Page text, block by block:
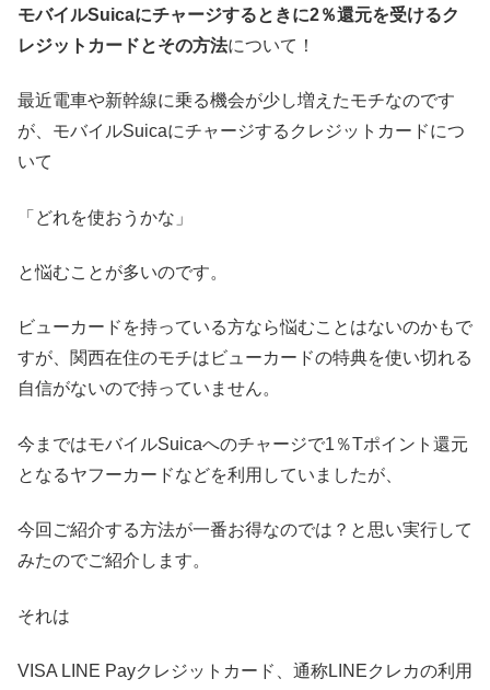
モバイルSuicaにチャージするときに2％還元を受けるク
レジットカードとその方法について！
最近電車や新幹線に乗る機会が少し増えたモチなのです
が、モバイルSuicaにチャージするクレジットカードにつ
いて
「どれを使おうかな」
と悩むことが多いのです。
ビューカードを持っている方なら悩むことはないのかもで
すが、関西在住のモチはビューカードの特典を使い切れる
自信がないので持っていません。
今まではモバイルSuicaへのチャージで1％Tポイント還元
となるヤフーカードなどを利用していましたが、
今回ご紹介する方法が一番お得なのでは？と思い実行して
みたのでご紹介します。
それは
VISA LINE Payクレジットカード、通称LINEクレカの利用